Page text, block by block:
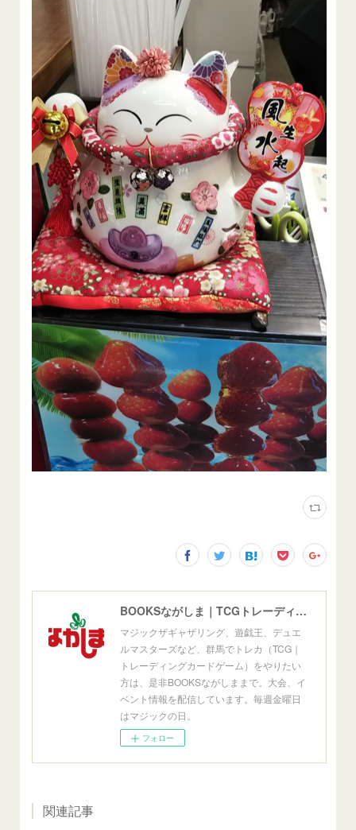
BOOKSながしま｜TCGトレーディングカードゲーム群馬県高崎市
マジックザギャザリング、遊戯王、デュエ
ルマスターズなど、群馬でトレカ（TCG｜
トレーディングカードゲーム）をやりたい
方は、是非BOOKSながしままで。大会、イ
ベント情報を配信しています。毎週金曜日
はマジックの日。
フォロー
関連記事